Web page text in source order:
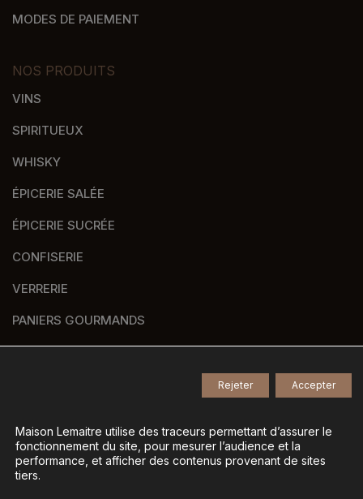
MODES DE PAIEMENT
NOS PRODUITS
VINS
SPIRITUEUX
WHISKY
ÉPICERIE SALÉE
ÉPICERIE SUCRÉE
CONFISERIE
VERRERIE
PANIERS GOURMANDS
NOS MARQUES
© 2026 Tous droits réservés -
Agence de communication Nantes B17-
Mentions légales-
Maison Lemaitre utilise des traceurs permettant d’assurer le
fonctionnement du site, pour mesurer l’audience et la
performance, et afficher des contenus provenant de sites
tiers.
Accepter
Rejeter